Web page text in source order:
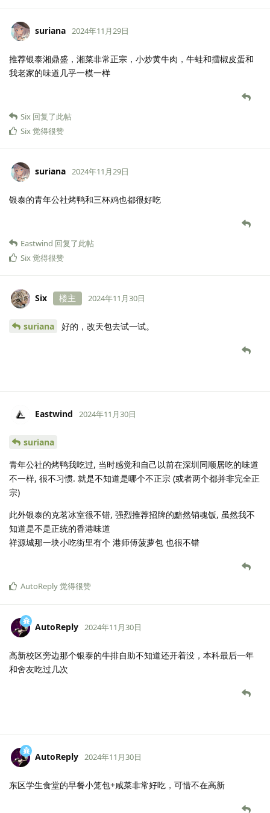
suriana 2024年11月29日
推荐银泰湘鼎盛，湘菜非常正宗，小炒黄牛肉，牛蛙和擂椒皮蛋和
我老家的味道几乎一模一样
Six 回复了此帖
Six觉得很赞
suriana 2024年11月29日
银泰的青年公社烤鸭和三杯鸡也都很好吃
Eastwind 回复了此帖
Six觉得很赞
Six 楼主 2024年11月30日
suriana 好的，改天包去试一试。
Eastwind 2024年11月30日
suriana
青年公社的烤鸭我吃过, 当时感觉和自己以前在深圳同顺居吃的味道
不一样, 很不习惯. 就是不知道是哪个不正宗 (或者两个都并非完全正
宗)
此外银泰的克茗冰室很不错, 强烈推荐招牌的黯然销魂饭, 虽然我不
知道是不是正统的香港味道
祥源城那一块小吃街里有个 港师傅菠萝包 也很不错
AutoReply觉得很赞
AutoReply 2024年11月30日
高新校区旁边那个银泰的牛排自助不知道还开着没，本科最后一年
和舍友吃过几次
AutoReply 2024年11月30日
东区学生食堂的早餐小笼包+咸菜非常好吃，可惜不在高新